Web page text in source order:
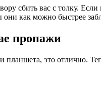
сбить вас с толку. Если
как можно быстрее
пропажи
это отлично.